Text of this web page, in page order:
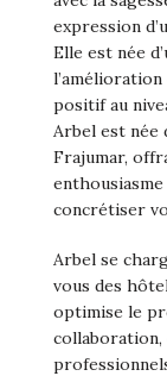
expression
Elle est née
positif au
Arbel est née
Frajumar,
concrétiser
Arbel se
vous des
optimise le
collaboration,